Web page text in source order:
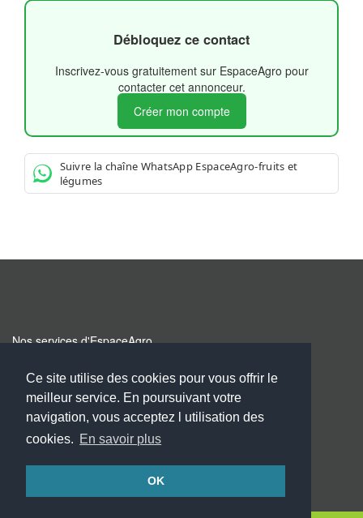
Ce site utilise des cookies pour vous offrir le
meilleur service. En poursuivant votre
navigation, vous acceptez l utilisation des
cookies. En savoir plus
OK
Débloquez ce contact
Inscrivez-vous gratuitement sur EspaceAgro pour
contacter cet annonceur.
Créer mon compte
Suivre la chaîne WhatsApp EspaceAgro-fruits et
légumes
Nos services d'EspaceAgro
Acces espace membre
Annuaire producteur & grossiste
Copyright © 2026 Selleco - Tous Droits Reserves